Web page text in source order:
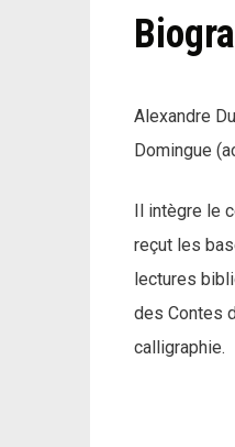
Alexandre
Domingue
Il intègre le
reçut les
lectures
des Contes
calligraphie.